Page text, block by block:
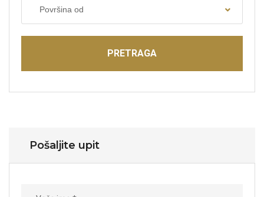
Površina od
PRETRAGA
Pošaljite upit